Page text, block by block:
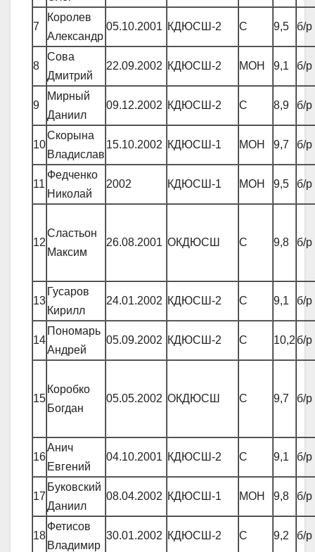
7
Королев
Александр
05.10.2001 КДЮСШ-2 С 9,5 б/р
8
Сова
Дмитрий
22.09.2002 КДЮСШ-2 МОН 9,1 б/р
9
Мирный
Даниил
09.12.2002 КДЮСШ-2 С 8,9 б/р
10
Скорына
Владислав
15.10.2002 КДЮСШ-1 МОН 9,7 б/р
11
Федченко
Николай
2002 КДЮСШ-1 МОН 9,5 б/р
12
Сластьон
Максим
26.08.2001 ОКДЮСШ С 9,8 б/р
13
Гусаров
Кирилл
24.01.2002 КДЮСШ-2 С 9,1 б/р
14
Пономарь
Андрей
05.09.2002 КДЮСШ-2 С 10,2 б/р
15
Коробко
Богдан
05.05.2002 ОКДЮСШ С 9,7 б/р
16
Анич
Евгений
04.10.2001 КДЮСШ-2 С 9,1 б/р
17
Буковский
Даниил
08.04.2002 КДЮСШ-1 МОН 9,8 б/р
18
Фетисов
Владимир
30.01.2002 КДЮСШ-2 С 9,2 б/р